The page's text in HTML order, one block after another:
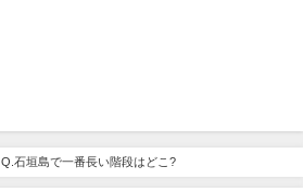
Q.石垣島で一番長い階段はどこ?